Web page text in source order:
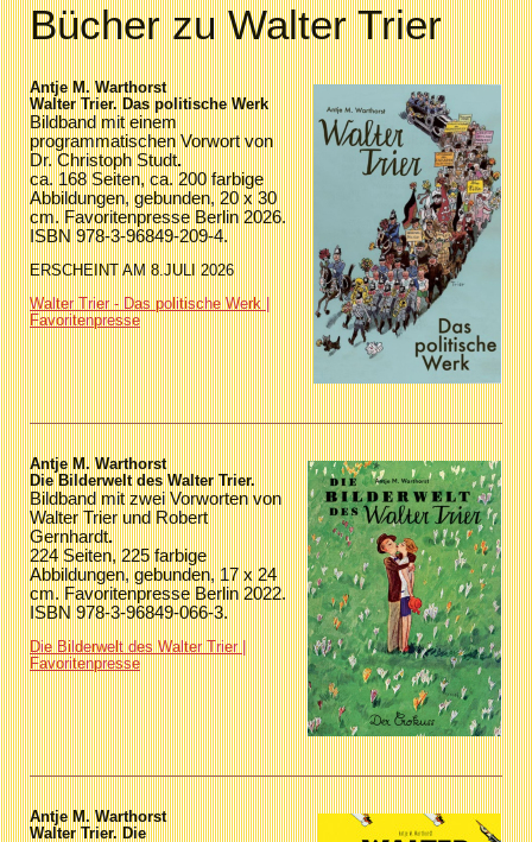
Bücher zu Walter Trier
Antje M. Warthorst
Walter Trier. Das politische Werk
Bildband mit einem
programmatischen Vorwort von
Dr. Christoph Studt.
ca. 168 Seiten, ca. 200 farbige
Abbildungen, gebunden, 20 x 30
cm. Favoritenpresse Berlin 2026.
ISBN 978-3-96849-209-4.
ERSCHEINT AM 8.JULI 2026
Walter Trier - Das politische Werk |
Favoritenpresse
Antje M. Warthorst
Die Bilderwelt des Walter Trier.
Bildband mit zwei Vorworten von
Walter Trier und Robert
Gernhardt.
224 Seiten, 225 farbige
Abbildungen, gebunden, 17 x 24
cm. Favoritenpresse Berlin 2022.
ISBN 978-3-96849-066-3.
Die Bilderwelt des Walter Trier |
Favoritenpresse
Antje M. Warthorst
Walter Trier. Die